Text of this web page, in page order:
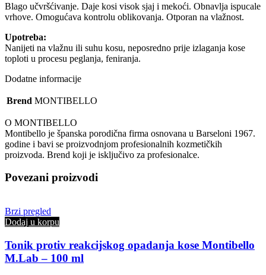
Blago učvršćivanje. Daje kosi visok sjaj i mekoći. Obnavlja ispucale
vrhove. Omogućava kontrolu oblikovanja. Otporan na vlažnost.
Upotreba:
Nanijeti na vlažnu ili suhu kosu, neposredno prije izlaganja kose
toploti u procesu peglanja, feniranja.
Dodatne informacije
Brend MONTIBELLO
O MONTIBELLO
Montibello je španska porodična firma osnovana u Barseloni 1967.
godine i bavi se proizvodnjom profesionalnih kozmetičkih
proizvoda. Brend koji je isključivo za profesionalce.
Povezani proizvodi
Brzi pregled
Dodaj u korpu
Tonik protiv reakcijskog opadanja kose Montibello
M.Lab – 100 ml